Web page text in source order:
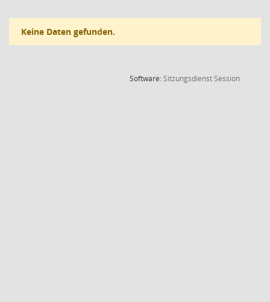
Keine Daten gefunden.
Software:SitzungsdienstSession(Wird in